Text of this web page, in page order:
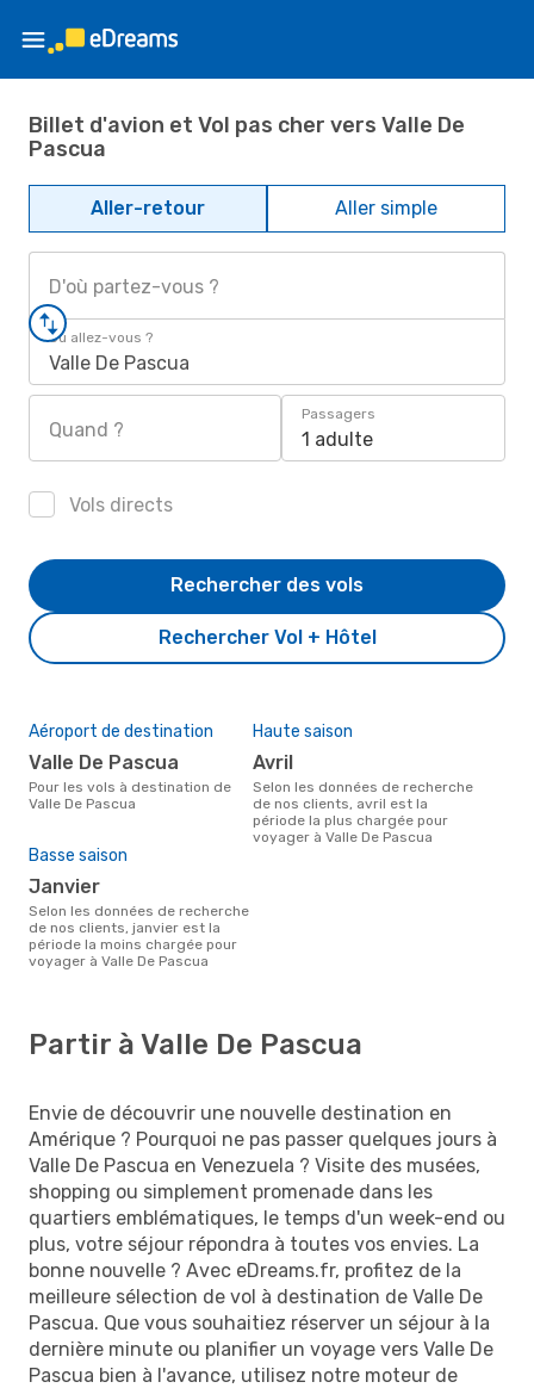
Billet d'avion et Vol pas cher vers Valle De
Pascua
Aller-retour Aller simple
D'où partez-vous ?
Où allez-vous ?
Valle De Pascua
Quand ?
Passagers
1 adulte
Vols directs
Rechercher Vol + Hôtel
Rechercher des vols
Aéroport de destination
Valle De Pascua
Pour les vols à destination de
Valle De Pascua
Haute saison
avril
Selon les données de recherche
de nos clients, avril est la
période la plus chargée pour
voyager à Valle De Pascua
Basse saison
janvier
Selon les données de recherche
de nos clients, janvier est la
période la moins chargée pour
voyager à Valle De Pascua
Partir à Valle De Pascua
Envie de découvrir une nouvelle destination en
Amérique ? Pourquoi ne pas passer quelques jours à
Valle De Pascua en Venezuela ? Visite des musées,
shopping ou simplement promenade dans les
quartiers emblématiques, le temps d'un week-end ou
plus, votre séjour répondra à toutes vos envies. La
bonne nouvelle ? Avec eDreams.fr, profitez de la
meilleure sélection de vol à destination de Valle De
Pascua. Que vous souhaitiez réserver un séjour à la
dernière minute ou planifier un voyage vers Valle De
Pascua bien à l'avance, utilisez notre moteur de